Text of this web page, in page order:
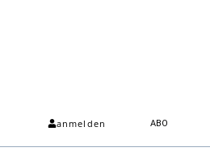
anmelden ABO